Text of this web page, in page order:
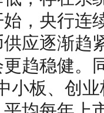
，央行连
应逐渐趋
趋稳健。
小板、创